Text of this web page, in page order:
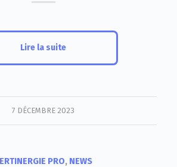
Lire la suite
7 DÉCEMBRE 2023
PRO, NEWS